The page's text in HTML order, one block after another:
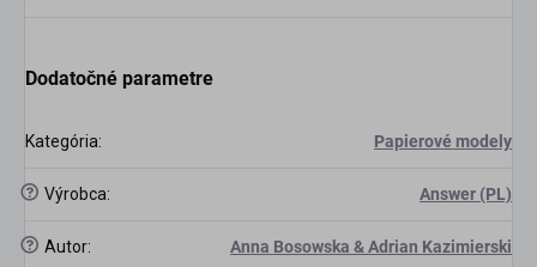
Dodatočné parametre
Kategória: Papierové modely
? Výrobca: Answer (PL)
? Autor: Anna Bosowska & Adrian Kazimierski